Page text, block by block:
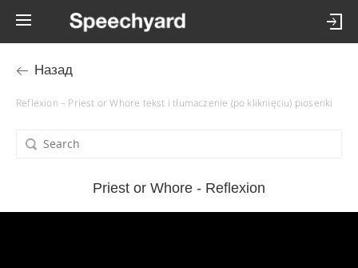
Назад
Reflexion – Priest or Whore tekst i tłumaczenie (po kliknięciu) piosenki
Priest or Whore - Reflexion